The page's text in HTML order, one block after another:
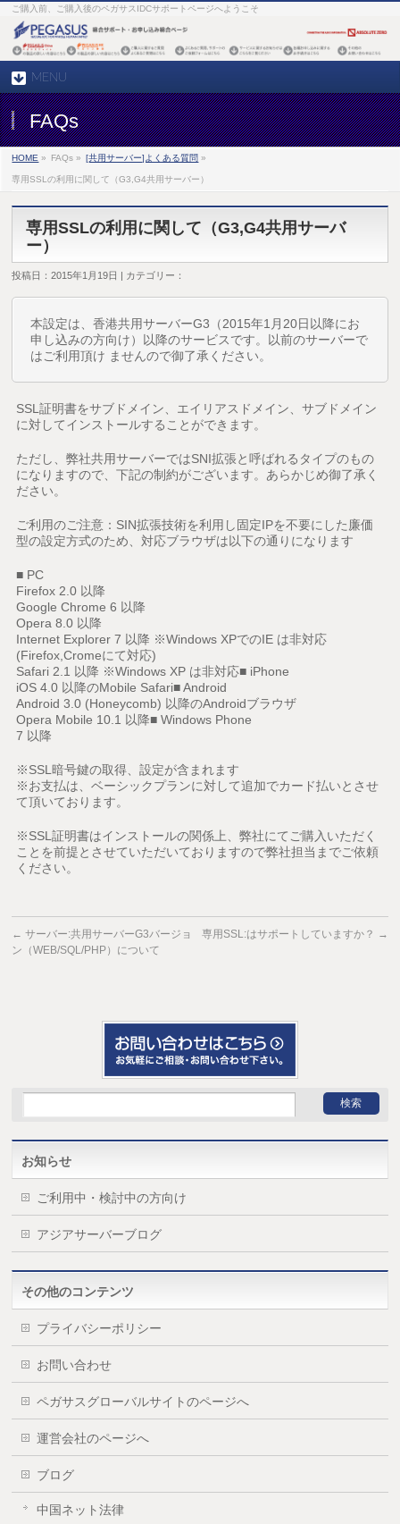
ご購入前、ご購入後のペガサスIDCサポートページへようこそ
MENU
FAQs
HOME » FAQs » [共用サーバー]よくある質問 »
専用SSLの利用に関して（G3,G4共用サーバー）
専用SSLの利用に関して（G3,G4共用サーバ
ー）
投稿日：2015年1月19日 | カテゴリー：
本設定は、香港共用サーバーG3（2015年1月20日以降にお
申し込みの方向け）以降のサービスです。以前のサーバーで
はご利用頂け ませんので御了承ください。
SSL証明書をサブドメイン、エイリアスドメイン、サブドメイン
に対してインストールすることができます。
ただし、弊社共用サーバーではSNI拡張と呼ばれるタイプのもの
になりますので、下記の制約がございます。あらかじめ御了承く
ださい。
ご利用のご注意：SIN拡張技術を利用し固定IPを不要にした廉価
型の設定方式のため、対応ブラウザは以下の通りになります
■ PC
Firefox 2.0 以降
Google Chrome 6 以降
Opera 8.0 以降
Internet Explorer 7 以降 ※Windows XPでのIE は非対応
(Firefox,Cromeにて対応)
Safari 2.1 以降 ※Windows XP は非対応■ iPhone
iOS 4.0 以降のMobile Safari■ Android
Android 3.0 (Honeycomb) 以降のAndroidブラウザ
Opera Mobile 10.1 以降■ Windows Phone
7 以降
※SSL暗号鍵の取得、設定が含まれます
※お支払は、ベーシックプランに対して追加でカード払いとさせ
て頂いております。
※SSL証明書はインストールの関係上、弊社にてご購入いただく
ことを前提とさせていただいておりますので弊社担当までご依頼
ください。
← サーバー:共用サーバーG3バージョ
ン（WEB/SQL/PHP）について
専用SSL:はサポートしていますか？ →
お知らせ
ご利用中・検討中の方向け
アジアサーバーブログ
その他のコンテンツ
プライバシーポリシー
お問い合わせ
ペガサスグローバルサイトのページへ
運営会社のページへ
ブログ
中国ネット法律